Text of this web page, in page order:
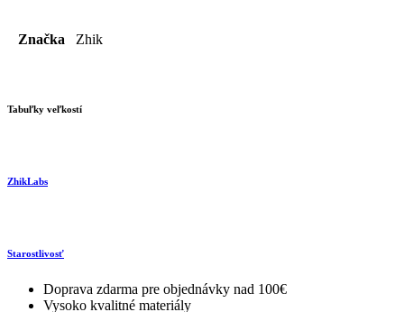
Značka Zhik
Tabuľky veľkostí
ZhikLabs
Starostlivosť
Doprava zdarma pre objednávky nad 100€
Vysoko kvalitné materiály